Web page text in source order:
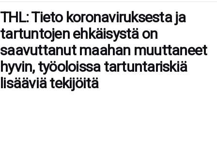
THL: Tieto koronaviruksesta ja
tartuntojen ehkäisystä on
saavuttanut maahan muuttaneet
hyvin, työoloissa tartuntariskiä
lisääviä tekijöitä